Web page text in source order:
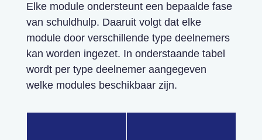
Elke module ondersteunt een bepaalde fase
van schuldhulp. Daaruit volgt dat elke
module door verschillende type deelnemers
kan worden ingezet. In onderstaande tabel
wordt per type deelnemer aangegeven
welke modules beschikbaar zijn.